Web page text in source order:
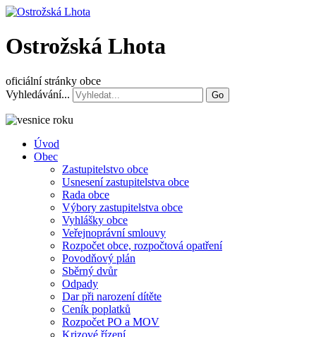
Ostrožská Lhota
oficiální stránky obce
Vyhledávání...
Go
Úvod
Obec
Zastupitelstvo obce
Usnesení zastupitelstva obce
Rada obce
Výbory zastupitelstva obce
Vyhlášky obce
Veřejnoprávní smlouvy
Rozpočet obce, rozpočtová opatření
Povodňový plán
Sběrný dvůr
Odpady
Dar při narození dítěte
Ceník poplatků
Rozpočet PO a MOV
Krizové řízení